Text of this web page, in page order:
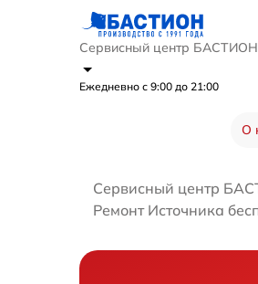
Сервисный центр БАСТИОН
Ежедневно с 9:00 до 21:00
О
Сервисный центр
Ремонт Источника